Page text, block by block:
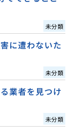
未分類
に遭わないた
未分類
業者を見つけ
未分類